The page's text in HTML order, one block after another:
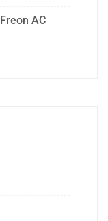
AC